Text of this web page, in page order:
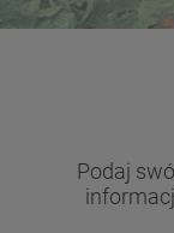
Podaj